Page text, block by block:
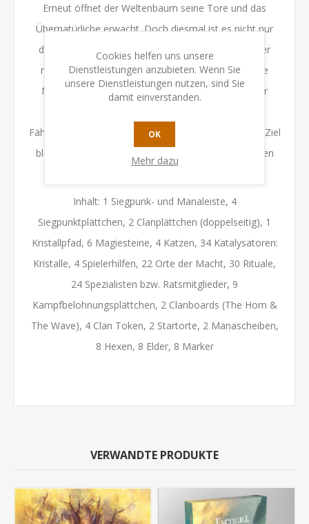
Erneut öffnet der Weltenbaum seine Tore und das
Übernatürliche erwacht. Doch diesmal ist es nicht nur
der Beginn einer neuen Ära. Mit dem Aufbruch einer
neuen Himmelsrichtung gelangt verloren geglaubte
Magie über den Kristallpfad in das Land und mit ihr
Fähigkeiten. Es gibt viel Neues zu erlernen, doch das Ziel
bleibt bestehen: Kämpfe um den Platz am magischen
Inhalt: 1 Siegpunk- und Manaleiste, 4
Siegpunktplättchen, 2 Clanplättchen (doppelseitig), 1
Kristallpfad, 6 Magiesteine, 4 Katzen, 34 Katalysatoren:
Kristalle, 4 Spielerhilfen, 22 Orte der Macht, 30 Rituale,
24 Spezialisten bzw. Ratsmitglieder, 9
Kampfbelohnungsplättchen, 2 Clanboards (The Horn &
The Wave), 4 Clan Token, 2 Startorte, 2 Manascheiben,
8 Hexen, 8 Elder, 8 Marker
VERWANDTE PRODUKTE
Cookies helfen uns unsere
Dienstleistungen anzubieten. Wenn Sie
unsere Dienstleistungen nutzen, sind Sie
damit einverstanden.
OK
Mehr dazu